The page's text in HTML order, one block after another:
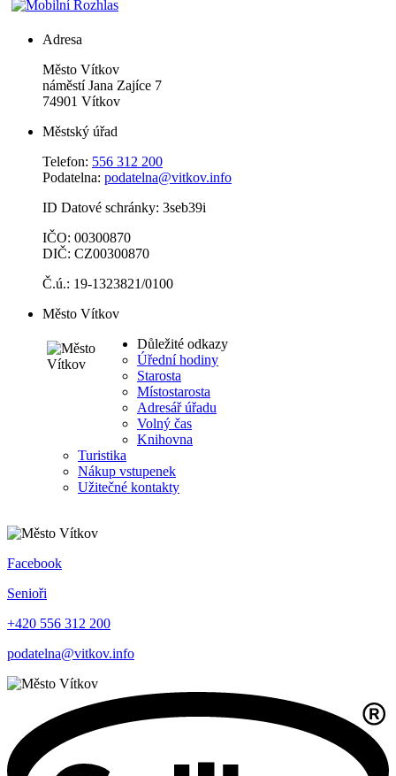
Adresa
Město Vítkov
náměstí Jana Zajíce 7
74901 Vítkov
Městský úřad
Telefon: 556 312 200
Podatelna: podatelna@vitkov.info
ID Datové schránky: 3seb39i
IČO: 00300870
DIČ: CZ00300870
Č.ú.: 19-1323821/0100
Město Vítkov
Důležité odkazy
Úřední hodiny
Starosta
Místostarosta
Adresář úřadu
Volný čas
Knihovna
Turistika
Nákup vstupenek
Užitečné kontakty
Facebook
Senioři
+420 556 312 200
podatelna@vitkov.info